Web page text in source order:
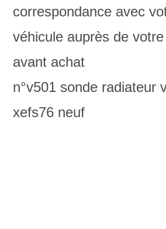
correspondance avec
véhicule auprès de
avant achat
n°v501 sonde radiateur
xefs76 neuf